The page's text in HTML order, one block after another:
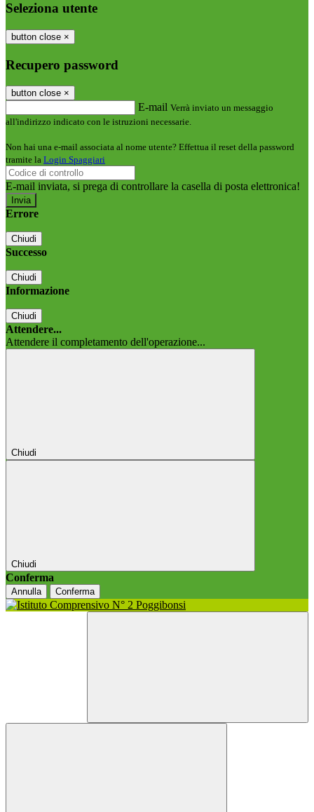
Seleziona utente
button close ×
Recupero password
button close ×
E-mail Verrà inviato un messaggio
all'indirizzo indicato con le istruzioni necessarie.
Non hai una e-mail associata al nome utente? Effettua il reset della password
tramite la Login Spaggiari
E-mail inviata, si prega di controllare la casella di posta elettronica!
Errore
Chiudi
Successo
Chiudi
Informazione
Chiudi
Attendere...
Attendere il completamento dell'operazione...
Chiudi
Chiudi
Conferma
Annulla Conferma